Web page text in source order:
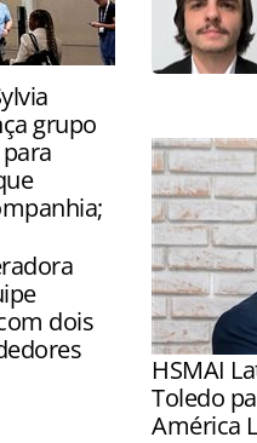
grupo
HSMAI
Toledo
América
dois